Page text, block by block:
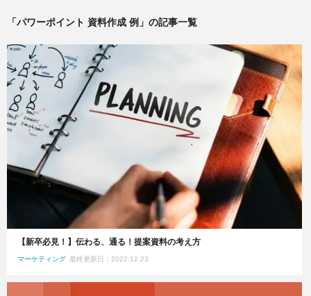
「パワーポイント 資料作成 例」の記事一覧
【新卒必見！】伝わる、通る！提案資料の考え方
マーケティング 最終更新日：2022.12.23